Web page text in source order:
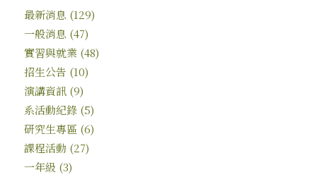
最新消息 (129)
一般消息 (47)
實習與就業(48)
招生公告 (10)
演講資訊(9)
系活動紀錄(5)
研究生專區 (6)
課程活動 (27)
一年級 (3)